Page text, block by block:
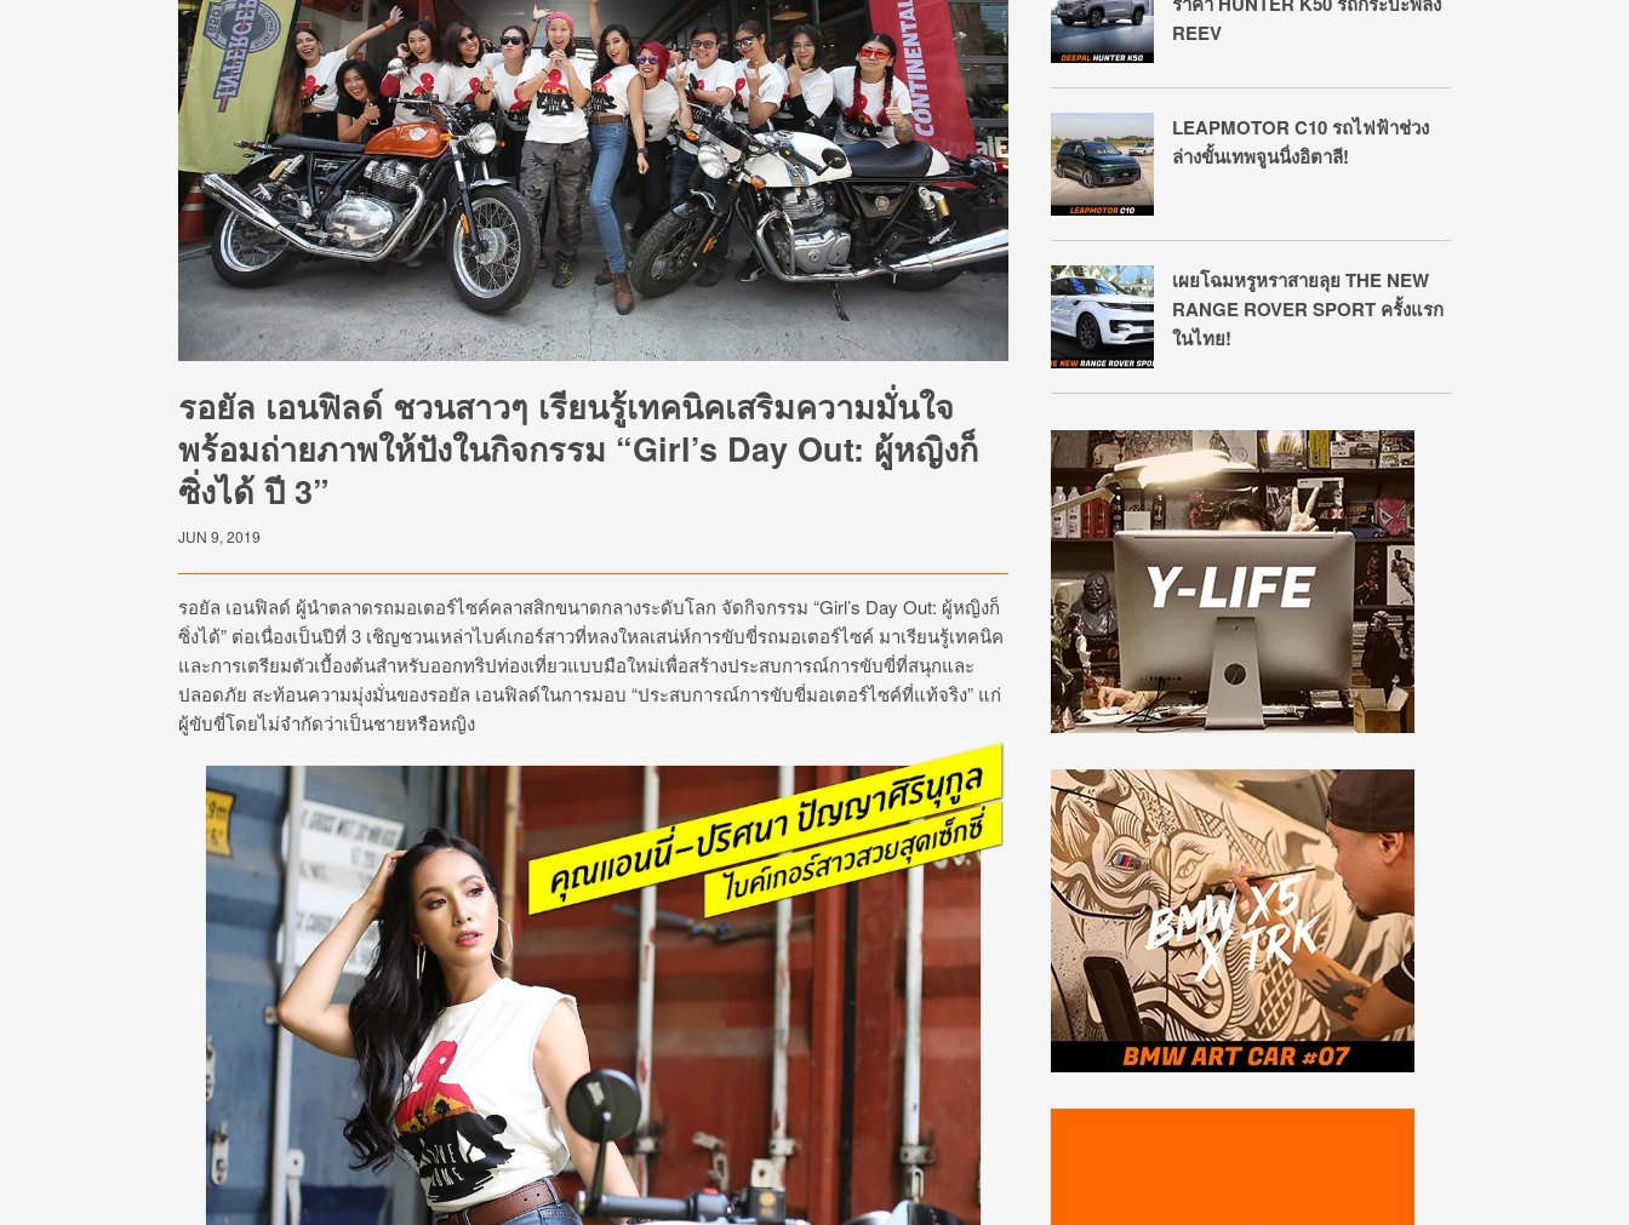
รอยัล เอนฟิลด์ ชวนสาวๆ เรียนรู้เทคนิคเสริมความมั่นใจ
พร้อมถ่ายภาพให้ปังในกิจกรรม “Girl’s Day Out: ผู้หญิงก็
ซิ่งได้ ปี 3”
JUN 9, 2019
รอยัล เอนฟิลด์ ผู้นำตลาดรถมอเตอร์ไซค์คลาสสิกขนาดกลางระดับโลก จัดกิจกรรม “Girl’s Day Out: ผู้หญิงก็
ซิ่งได้” ต่อเนื่องเป็นปีที่ 3 เชิญชวนเหล่าไบค์เกอร์สาวที่หลงใหลเสน่ห์การขับขี่รถมอเตอร์ไซค์ มาเรียนรู้เทคนิค
และการเตรียมตัวเบื้องต้นสำหรับออกทริปท่องเที่ยวแบบมือใหม่เพื่อสร้างประสบการณ์การขับขี่ที่สนุกและ
ปลอดภัย สะท้อนความมุ่งมั่นของรอยัล เอนฟิลด์ในการมอบ “ประสบการณ์การขับขี่มอเตอร์ไซค์ที่แท้จริง” แก่
ผู้ขับขี่โดยไม่จำกัดว่าเป็นชายหรือหญิง
REEV
LEAPMOTOR C10 รถไฟฟ้าช่วง
ล่างขั้นเทพจูนนิ่งอิตาลี!
เผยโฉมหรูหราสายลุย THE NEW
RANGE ROVER SPORT ครั้งแรก
ในไทย!